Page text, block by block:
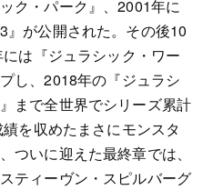
ク・パーク』、2001年に
』が公開された。その後10
は『ジュラシック・ワー
し、2018年の『ジュラシ
まで全世界でシリーズ累計
を収めたまさにモンスタ
ついに迎えた最終章では、
ティーヴン・スピルバーグ